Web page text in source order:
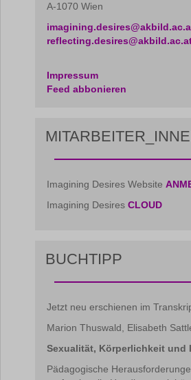
A-1070 Wien
Impressum
Feed abbonieren
Imagining Desires Website
Imagining Desires CLOUD
BUCHTIPP
Jetzt neu erschienen im
Marion Thuswald, Elisabeth
Sexualität, Körperlichkeit und
Pädagogische